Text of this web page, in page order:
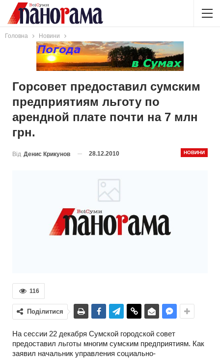
Головна Новини
Горсовет предоставил сумским
предприятиям льготу по
арендной плате почти на 7 млн
грн.
НОВИНИ
Від Денис Крикунов 28.12.2010
116
Поділитися
На сессии 22 декабря Сумской городской совет
предоставил льготы многим сумским предприятиям. Как
заявил начальник управления социально-